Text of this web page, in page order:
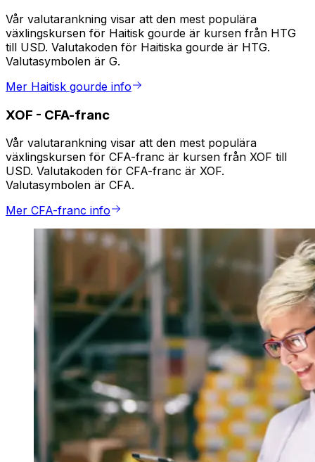
Vår valutarankning visar att den mest populära
växlingskursen för Haitisk gourde är kursen från HTG
till USD. Valutakoden för Haitiska gourde är HTG.
Valutasymbolen är G.
Mer Haitisk gourde info
XOF - CFA-franc
Vår valutarankning visar att den mest populära
växlingskursen för CFA-franc är kursen från XOF till
USD. Valutakoden för CFA-franc är XOF.
Valutasymbolen är CFA.
Mer CFA-franc info